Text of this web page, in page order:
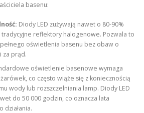
basenu:
Diody LED zużywają nawet o 80-90%
reflektory halogenowe. Pozwala to
oświetlenia basenu bez obaw o
za prąd.
oświetlenie basenowe wymaga
co często wiąże się z koniecznością
wody lub rozszczelniania lamp. Diody LED
do 50 000 godzin, co oznacza lata
działania.